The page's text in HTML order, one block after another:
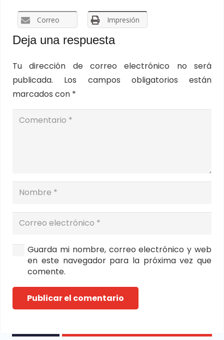
Correo Impresión
Deja una respuesta
Tu dirección de correo electrónico no será
publicada.
Los campos obligatorios están
marcados con *
Guarda mi nombre, correo electrónico y web
en este navegador para la próxima vez que
comente.
Publicar el comentario